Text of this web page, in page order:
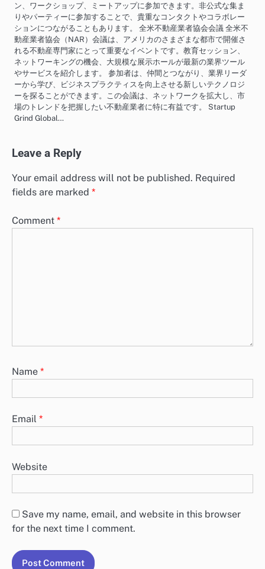
ン、ワークショップ、ミートアップに参加できます。非公式な集ま
りやパーティーに参加することで、貴重なコンタクトやコラボレー
ションにつながることもあります。 全米不動産業者協会会議 全米不
動産業者協会（NAR）会議は、アメリカのさまざまな都市で開催さ
れる不動産専門家にとって重要なイベントです。教育セッション、
ネットワーキングの機会、大規模な展示ホールが最新の業界ツール
やサービスを紹介します。 参加者は、仲間とつながり、業界リーダ
ーから学び、ビジネスプラクティスを向上させる新しいテクノロジ
ーを探ることができます。この会議は、ネットワークを拡大し、市
場のトレンドを把握したい不動産業者に特に有益です。 Startup
Grind Global…
Leave a Reply
Your email address will not be published. Required
fields are marked *
Comment *
Name *
Email *
Website
Save my name, email, and website in this browser
for the next time I comment.